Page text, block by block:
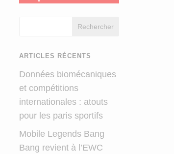
Rechercher
ARTICLES RÉCENTS
Données biomécaniques
et compétitions
internationales : atouts
pour les paris sportifs
Mobile Legends Bang
Bang revient à l’EWC